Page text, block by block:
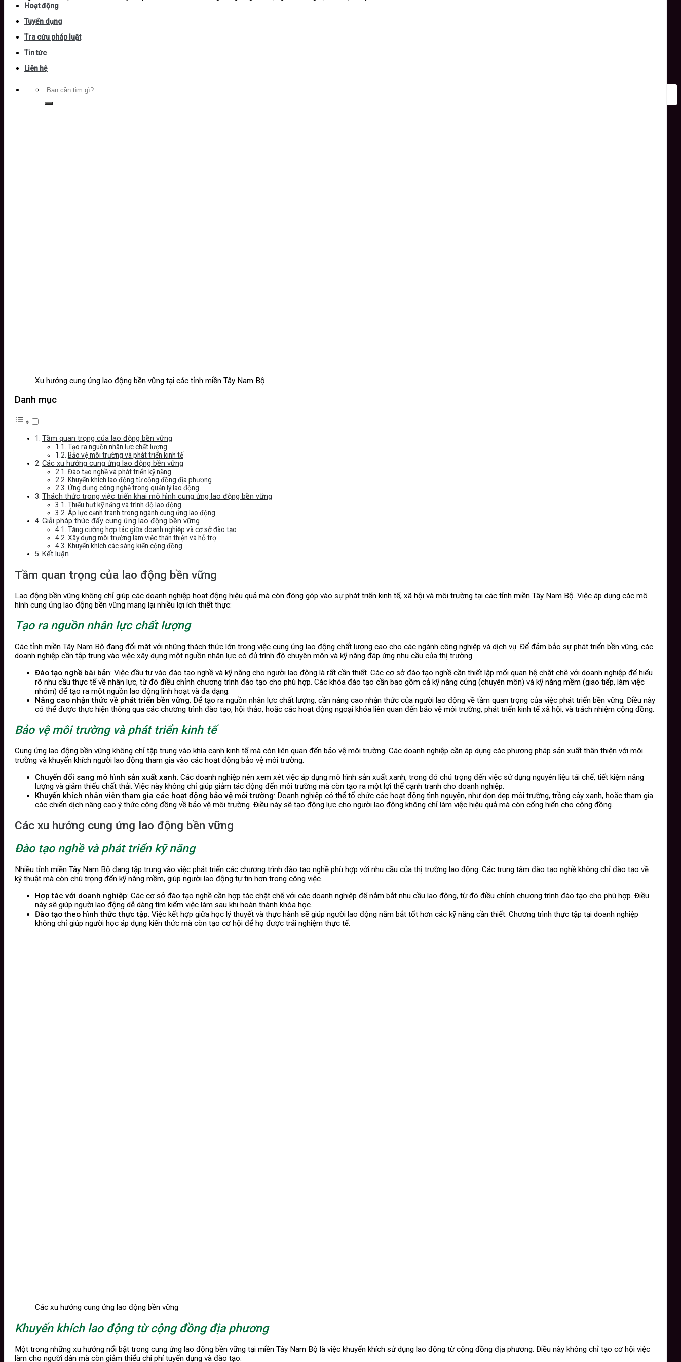
Hoạt động
Tuyển dụng
Tra cứu pháp luật
Tin tức
Liên hệ
Xu hướng cung ứng lao động bền vững tại các tỉnh miền Tây Nam Bộ
Danh mục
Tầm quan trọng của lao động bền vững
Tạo ra nguồn nhân lực chất lượng
Bảo vệ môi trường và phát triển kinh tế
Các xu hướng cung ứng lao động bền vững
Đào tạo nghề và phát triển kỹ năng
Khuyến khích lao động từ cộng đồng địa phương
Ứng dụng công nghệ trong quản lý lao động
Thách thức trong việc triển khai mô hình cung ứng lao động bền vững
Thiếu hụt kỹ năng và trình độ lao động
Áp lực cạnh tranh trong ngành cung ứng lao động
Giải pháp thúc đẩy cung ứng lao động bền vững
Tăng cường hợp tác giữa doanh nghiệp và cơ sở đào tạo
Xây dựng môi trường làm việc thân thiện và hỗ trợ
Khuyến khích các sáng kiến cộng đồng
Kết luận
Tầm quan trọng của lao động bền vững
Lao động bền vững không chỉ giúp các doanh nghiệp hoạt động hiệu quả mà còn đóng góp vào sự phát triển kinh tế, xã hội và môi trường tại các tỉnh miền Tây Nam Bộ. Việc áp dụng các mô
hình cung ứng lao động bền vững mang lại nhiều lợi ích thiết thực:
Tạo ra nguồn nhân lực chất lượng
Các tỉnh miền Tây Nam Bộ đang đối mặt với những thách thức lớn trong việc cung ứng lao động chất lượng cao cho các ngành công nghiệp và dịch vụ. Để đảm bảo sự phát triển bền vững, các
doanh nghiệp cần tập trung vào việc xây dựng một nguồn nhân lực có đủ trình độ chuyên môn và kỹ năng đáp ứng nhu cầu của thị trường.
Đào tạo nghề bài bản: Việc đầu tư vào đào tạo nghề và kỹ năng cho người lao động là rất cần thiết. Các cơ sở đào tạo nghề cần thiết lập mối quan hệ chặt chẽ với doanh nghiệp để hiểu
rõ nhu cầu thực tế về nhân lực, từ đó điều chỉnh chương trình đào tạo cho phù hợp. Các khóa đào tạo cần bao gồm cả kỹ năng cứng (chuyên môn) và kỹ năng mềm (giao tiếp, làm việc
nhóm) để tạo ra một nguồn lao động linh hoạt và đa dạng.
Nâng cao nhận thức về phát triển bền vững: Để tạo ra nguồn nhân lực chất lượng, cần nâng cao nhận thức của người lao động về tầm quan trọng của việc phát triển bền vững. Điều này
có thể được thực hiện thông qua các chương trình đào tạo, hội thảo, hoặc các hoạt động ngoại khóa liên quan đến bảo vệ môi trường, phát triển kinh tế xã hội, và trách nhiệm cộng đồng.
Bảo vệ môi trường và phát triển kinh tế
Cung ứng lao động bền vững không chỉ tập trung vào khía cạnh kinh tế mà còn liên quan đến bảo vệ môi trường. Các doanh nghiệp cần áp dụng các phương pháp sản xuất thân thiện với môi
trường và khuyến khích người lao động tham gia vào các hoạt động bảo vệ môi trường.
Chuyển đổi sang mô hình sản xuất xanh: Các doanh nghiệp nên xem xét việc áp dụng mô hình sản xuất xanh, trong đó chú trọng đến việc sử dụng nguyên liệu tái chế, tiết kiệm năng
lượng và giảm thiểu chất thải. Việc này không chỉ giúp giảm tác động đến môi trường mà còn tạo ra một lợi thế cạnh tranh cho doanh nghiệp.
Khuyến khích nhân viên tham gia các hoạt động bảo vệ môi trường: Doanh nghiệp có thể tổ chức các hoạt động tình nguyện, như dọn dẹp môi trường, trồng cây xanh, hoặc tham gia
các chiến dịch nâng cao ý thức cộng đồng về bảo vệ môi trường. Điều này sẽ tạo động lực cho người lao động không chỉ làm việc hiệu quả mà còn cống hiến cho cộng đồng.
Các xu hướng cung ứng lao động bền vững
Đào tạo nghề và phát triển kỹ năng
Nhiều tỉnh miền Tây Nam Bộ đang tập trung vào việc phát triển các chương trình đào tạo nghề phù hợp với nhu cầu của thị trường lao động. Các trung tâm đào tạo nghề không chỉ đào tạo về
kỹ thuật mà còn chú trọng đến kỹ năng mềm, giúp người lao động tự tin hơn trong công việc.
Hợp tác với doanh nghiệp: Các cơ sở đào tạo nghề cần hợp tác chặt chẽ với các doanh nghiệp để nắm bắt nhu cầu lao động, từ đó điều chỉnh chương trình đào tạo cho phù hợp. Điều
này sẽ giúp người lao động dễ dàng tìm kiếm việc làm sau khi hoàn thành khóa học.
Đào tạo theo hình thức thực tập: Việc kết hợp giữa học lý thuyết và thực hành sẽ giúp người lao động nắm bắt tốt hơn các kỹ năng cần thiết. Chương trình thực tập tại doanh nghiệp
không chỉ giúp người học áp dụng kiến thức mà còn tạo cơ hội để họ được trải nghiệm thực tế.
Các xu hướng cung ứng lao động bền vững
Khuyến khích lao động từ cộng đồng địa phương
Một trong những xu hướng nổi bật trong cung ứng lao động bền vững tại miền Tây Nam Bộ là việc khuyến khích sử dụng lao động từ cộng đồng địa phương. Điều này không chỉ tạo cơ hội việc
làm cho người dân mà còn giảm thiểu chi phí tuyển dụng và đào tạo.